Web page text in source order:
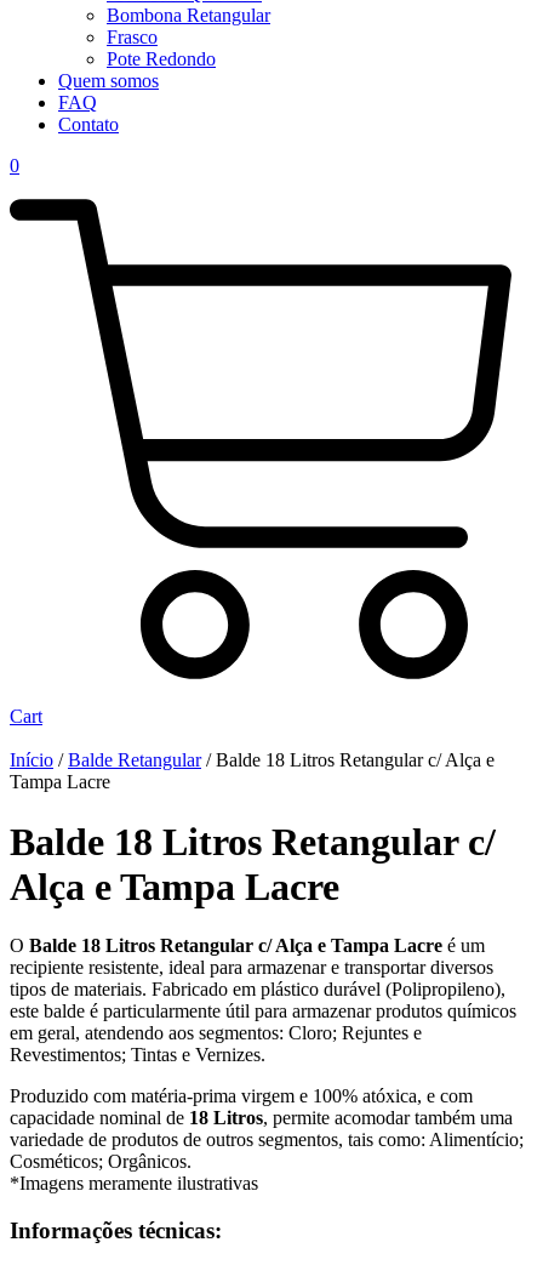
Bombona Retangular
Frasco
Pote Redondo
Quem somos
FAQ
Contato
0
Cart
Início /Balde Retangular/ Balde 18 Litros Retangular c/ Alça e
Tampa Lacre
Balde 18 Litros Retangular c/
Alça e Tampa Lacre
O Balde 18 Litros Retangular c/ Alça e Tampa Lacre é um
recipiente resistente, ideal para armazenar e transportar diversos
tipos de materiais. Fabricado em plástico durável (Polipropileno),
este balde é particularmente útil para armazenarprodutos químicos
em geral, atendendo aos segmentos: Cloro; Rejuntes e
Revestimentos; Tintas e Vernizes.
Produzido com matéria-prima virgem e 100% atóxica, e com
capacidade nominal de 18 Litros, permite acomodar também uma
variedade de produtos de outros segmentos, tais como: Alimentício;
Cosméticos; Orgânicos.
*Imagens meramente ilustrativas
Informações técnicas: